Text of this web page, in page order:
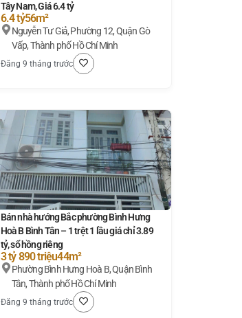
Tây Nam, Giá 6.4 tỷ
6.4 tỷ56m²
Nguyễn Tư Giả, Phường 12, Quận Gò
Vấp, Thành phố Hồ Chí Minh
Đăng 9 tháng trước
Bán nhà hướng Bắc phường Bình Hưng
Hoà B Bình Tân – 1 trệt 1 lầu giá chỉ 3.89
tỷ, sổ hồng riêng
3 tỷ 890 triệu44m²
Phường Bình Hưng Hoà B, Quận Bình
Tân, Thành phố Hồ Chí Minh
Đăng 9 tháng trước